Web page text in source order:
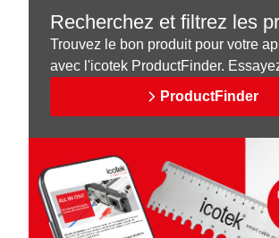
Recherchez et filtrez les
Trouvez le bon produit pour votre
avec l'icotek ProductFinder.
ProductFinder